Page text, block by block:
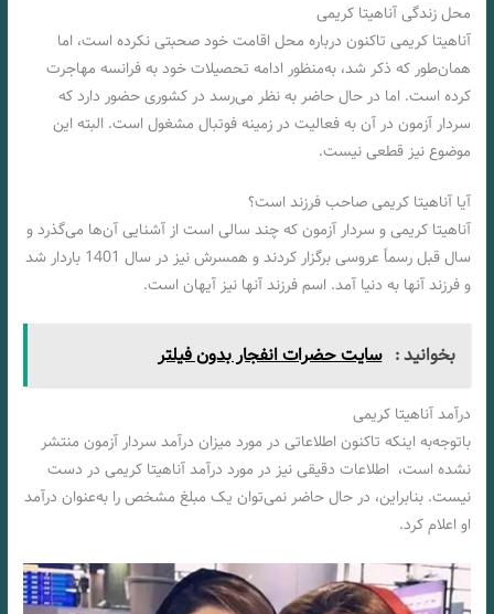
محل زندگی آناهیتا کریمی
آناهیتا کریمی تاکنون درباره محل اقامت خود صحبتی نکرده است، اما
همان‌طور که ذکر شد، به‌منظور ادامه تحصیلات خود به فرانسه مهاجرت
کرده است. اما در حال حاضر به نظر می‌رسد در کشوری حضور دارد که
سردار آزمون در آن به فعالیت در زمینه فوتبال مشغول است. البته این
موضوع نیز قطعی نیست.
آیا آناهیتا کریمی صاحب فرزند است؟
آناهیتا کریمی و سردار آزمون که چند سالی است از آشنایی آن‌ها می‌گذرد و
سال قبل رسماً عروسی برگزار کردند و همسرش نیز در سال 1401 باردار شد
و فرزند آنها به دنیا آمد. اسم فرزند آنها نیز آیهان است.
بخوانید : سایت حضرات انفجار بدون فیلتر
درآمد آناهیتا کریمی
باتوجه‌به اینکه تاکنون اطلاعاتی در مورد میزان درآمد سردار آزمون منتشر
نشده است، اطلاعات دقیقی نیز در مورد درآمد آناهیتا کریمی در دست
نیست. بنابراین، در حال حاضر نمی‌توان یک مبلغ مشخص را به‌عنوان درآمد
او اعلام کرد.